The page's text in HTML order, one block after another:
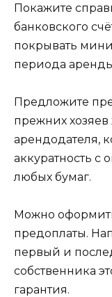
Покажите
банковского
покрывать
периода
Предложите
прежних
арендодателя,
аккуратность с
любых бумаг.
Можно
предоплаты.
первый и
собственника
гарантия.